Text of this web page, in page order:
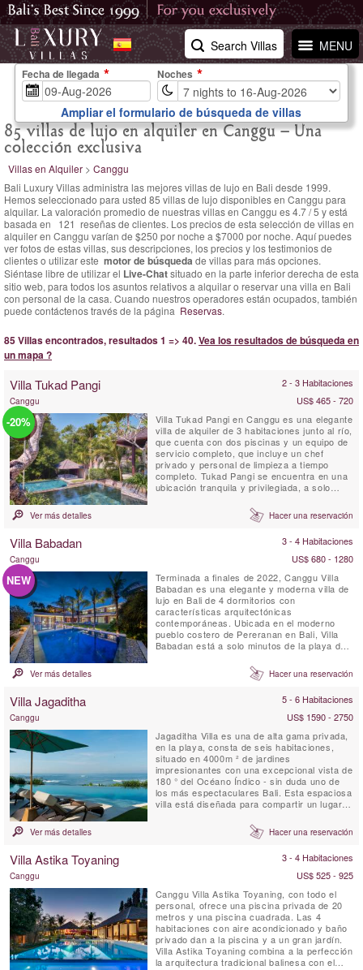
MENU
Search Villas
85 villas de lujo en alquiler en Canggu – Una
colección exclusiva
Villas en Alquiler > Canggu
Bali Luxury Villas administra las mejores villas de lujo en Bali desde 1999.
Hemos seleccionado para usted 85 villas de lujo disponibles en Canggu para
alquilar. La valoración promedio de nuestras villas en Canggu es4.7/5 y está
basada en 121 reseñas de clientes. Los precios de esta selección de villas en
alquiler en Canggu varían de $250 por noche a $7000 por noche. Aquí puedes
ver fotos de estas villas, sus descripciones, los precios y los testimonios de
clientes o utilizar este motor de búsqueda de villas para más opciones.
Siéntase libre de utilizar el Live-Chatsituado en la parte inferior derecha de esta
sitio web, para todos los asuntos relativos a alquilar o reservar una villa en Bali
con personal de la casa. Cuando nuestros operadores están ocupados, también
puede contáctenos través de la página Reservas.
85 Villas encontrados, resultados 1 => 40.Vea los resultados de búsqueda en
un mapa ?
Villa Tukad Pangi 2 - 3 Habitaciones
Canggu US$ 465 - 720
-20%
Villa Tukad Pangi en Canggu es una elegante
villa de alquiler de 3 habitaciones junto al río,
que cuenta con dos piscinas y un equipo de
servicio completo, que incluye un chef
privado y personal de limpieza a tiempo
completo. Tukad Pangi se encuentra en una
ubicación tranquila y privilegiada, a solo
cafeterías, restaurantes y playas de
Pererenan. La ecológica Villa Tukad Pangi no
Ver más detalles Hacer una reservación
Villa Babadan 3 - 4 Habitaciones
Canggu US$ 680 - 1280
NEW
Terminada a finales de 2022, Canggu Villa
Babadan es una elegante y moderna villa de
lujo en Bali de 4 dormitorios con
características arquitectónicas
contemporáneas. Ubicada en el moderno
pueblo costero de Pereranan en Bali, Villa
Babadan está a solo minutos de la playa de
dignos de una revista, realzados por mucha
luz natural, Villa Babadan está ubicada en
Ver más detalles Hacer una reservación
Villa Jagaditha 5 - 6 Habitaciones
Canggu
US$ 1590 - 2750
Jagaditha Villa es una de alta gama privada,
en la playa, consta de seis habitaciones,
situado en 4000m ² de jardines
impresionantes con una excepcional vista de
180 ° del Océano Índico - sin duda uno de
los más espectaculares Bali. Esta espaciosa
villa está diseñada para compartir un lugar
Si usted es 2 o 12, el personal encantador y
atento se hará cargo de todas sus
Ver más detalles Hacer una reservación
Villa Astika Toyaning 3 - 4 Habitaciones
Canggu
US$ 525 - 925
Canggu Villa Astika Toyaning, con todo el
personal, ofrece una piscina privada de 20
metros y una piscina cuadrada. Las 4
habitaciones con aire acondicionado y baño
privado dan a la piscina y a un gran jardín.
Villa Astika Toyaning combina a la perfección
la arquitectura tradicional balinesa con el
Fecha de llegada Noches
Ampliar el formulario de búsqueda de villas